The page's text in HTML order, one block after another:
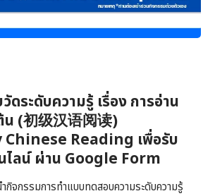
ระดับความรู้ เรื่อง การอ่าน
(初级汉语阅读)
Reading เพื่อรับ
ไลน์ ผ่าน Google Form
กิจกรรมการทำแบบทดสอบความระดับความรู้